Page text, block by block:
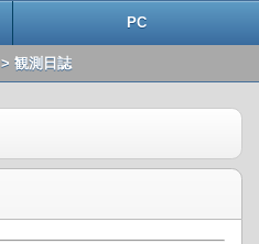
PC
> 観測日誌